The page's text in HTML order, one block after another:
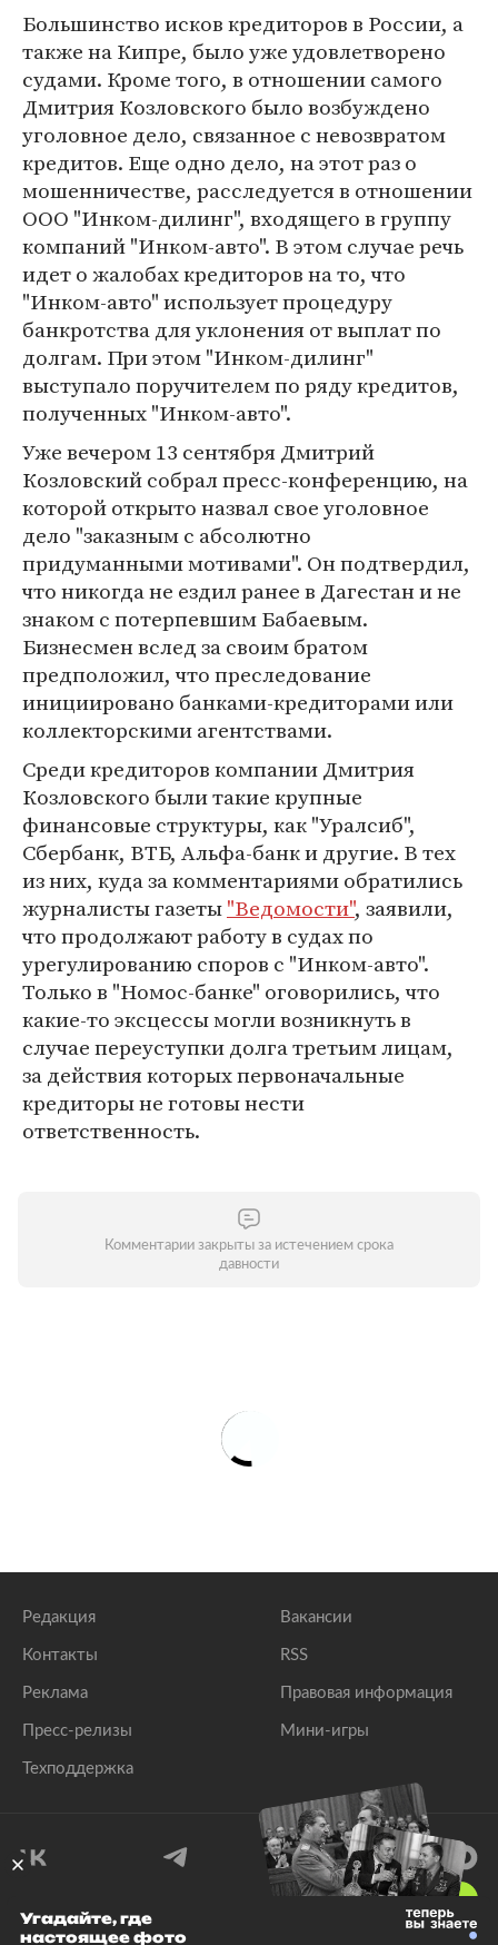
Большинство исков кредиторов в России, а
также на Кипре, было уже удовлетворено
судами. Кроме того, в отношении самого
Дмитрия Козловского было возбуждено
уголовное дело, связанное с невозвратом
кредитов. Еще одно дело, на этот раз о
мошенничестве, расследуется в отношении
ООО "Инком-дилинг", входящего в группу
компаний "Инком-авто". В этом случае речь
идет о жалобах кредиторов на то, что
"Инком-авто" использует процедуру
банкротства для уклонения от выплат по
долгам. При этом "Инком-дилинг"
выступало поручителем по ряду кредитов,
полученных "Инком-авто".
Уже вечером 13 сентября Дмитрий
Козловский собрал пресс-конференцию, на
которой открыто назвал свое уголовное
дело "заказным с абсолютно
придуманными мотивами". Он подтвердил,
что никогда не ездил ранее в Дагестан и не
знаком с потерпевшим Бабаевым.
Бизнесмен вслед за своим братом
предположил, что преследование
инициировано банками-кредиторами или
коллекторскими агентствами.
Среди кредиторов компании Дмитрия
Козловского были такие крупные
финансовые структуры, как "Уралсиб",
Сбербанк, ВТБ, Альфа-банк и другие. В тех
из них, куда за комментариями обратились
журналисты газеты"Ведомости", заявили,
что продолжают работу в судах по
урегулированию споров с "Инком-авто".
Только в "Номос-банке" оговорились, что
какие-то эксцессы могли возникнуть в
случае переуступки долга третьим лицам,
за действия которых первоначальные
кредиторы не готовы нести
ответственность.
Комментарии закрыты за истечением срока
давности
Редакция
Контакты
Реклама
Пресс-релизы
Техподдержка
Вакансии
RSS
Правовая информация
Мини-игры
© 1999–2026 Все права защищены.
Угадайте, где
настоящее фото